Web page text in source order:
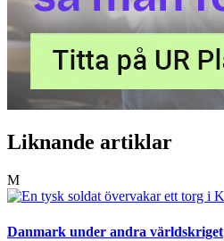
Liknande artiklar
M
Danmark under andra världskriget